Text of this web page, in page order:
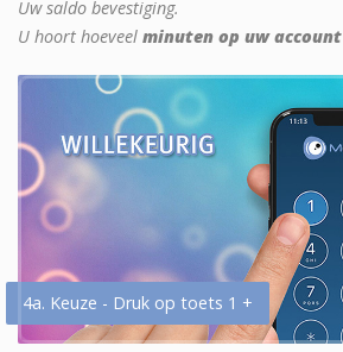
Uw saldo bevestiging.
U hoort hoeveel minuten op uw account
4a. Keuze - Druk op toets 1 +